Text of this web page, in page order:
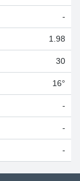
-
1.98
30
16°
-
-
-